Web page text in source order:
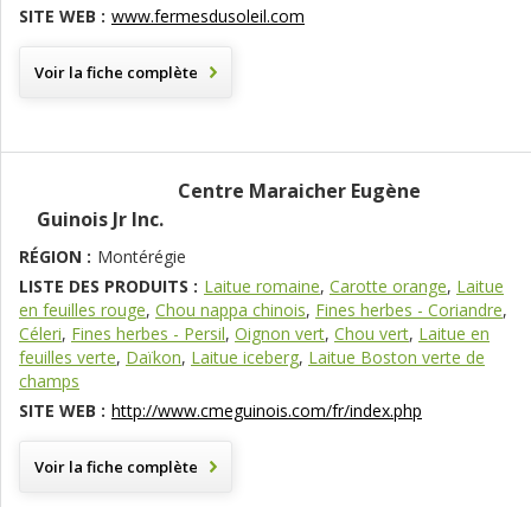
SITE WEB : www.fermesdusoleil.com
Voir la fiche complète
Centre Maraicher Eugène
Guinois Jr Inc.
RÉGION : Montérégie
LISTE DES PRODUITS : Laitue romaine, Carotte orange, Laitue
en feuilles rouge, Chou nappa chinois, Fines herbes - Coriandre,
Céleri, Fines herbes - Persil, Oignon vert, Chou vert, Laitue en
feuilles verte, Daïkon, Laitue iceberg, Laitue Boston verte de
champs
SITE WEB : http://www.cmeguinois.com/fr/index.php
Voir la fiche complète